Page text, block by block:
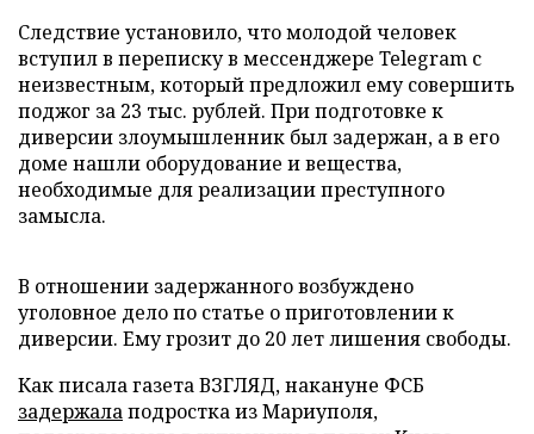
Следствие установило, что молодой человек
вступил в переписку в мессенджере Telegram с
неизвестным, который предложил ему совершить
поджог за 23 тыс. рублей. При подготовке к
диверсии злоумышленник был задержан, а в его
доме нашли оборудование и вещества,
необходимые для реализации преступного
замысла.
В отношении задержанного возбуждено
уголовное дело по статье о приготовлении к
диверсии. Ему грозит до 20 лет лишения свободы.
Как писала газета ВЗГЛЯД, накануне ФСБ
задержалаподростка из Мариуполя,